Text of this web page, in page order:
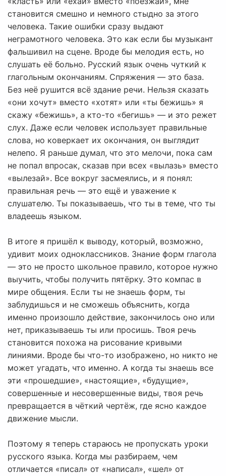
становится смешно и немного стыдно за этого
человека. Такие ошибки сразу выдают
неграмотного человека. Это как если бы музыкант
фальшивил на сцене. Вроде бы мелодия есть, но
слушать её больно. Русский язык очень чуткий к
глагольным окончаниям. Спряжения — это база.
Без неё рушится всё здание речи. Нельзя сказать
«они хочут» вместо «хотят» или «ты бежишь» я
скажу «бежишь», а кто-то «бегишь» — и это режет
слух. Даже если человек использует правильные
слова, но коверкает их окончания, он выглядит
нелепо. Я раньше думал, что это мелочи, пока сам
не попал впросак, сказав при всех «вылазь» вместо
«вылезай». Все вокруг засмеялись, и я понял:
правильная речь — это ещё и уважение к
слушателю. Ты показываешь, что ты в теме, что ты
владеешь языком.
В итоге я пришёл к выводу, который, возможно,
удивит моих одноклассников. Знание форм глагола
— это не просто школьное правило, которое нужно
выучить, чтобы получить пятёрку. Это компас в
мире общения. Если ты не знаешь форм, ты
заблудишься и не сможешь объяснить, когда
именно произошло действие, закончилось оно или
нет, приказываешь ты или просишь. Твоя речь
становится похожа на рисование кривыми
линиями. Вроде бы что-то изображено, но никто не
может угадать, что именно. А когда ты знаешь все
эти «прошедшие», «настоящие», «будущие»,
совершенные и несовершенные виды, твоя речь
превращается в чёткий чертёж, где ясно каждое
движение мысли.
Поэтому я теперь стараюсь не пропускать уроки
русского языка. Когда мы разбираем, чем
отличается «писал» от «написал», «шел» от